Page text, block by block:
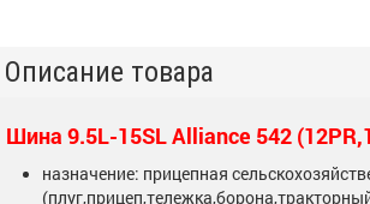
Описание товара
Шина 9.5L-15SL Alliance 542
назначение: прицепная